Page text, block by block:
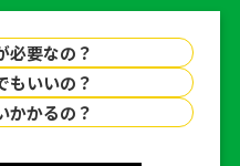
必要なの？
もいいの？
かかるの？